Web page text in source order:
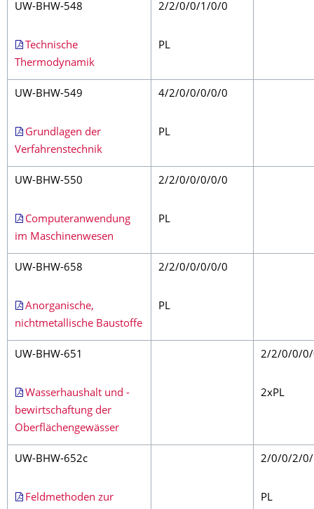
UW-BHW-548
Technische
Thermodynamik
2/2/0/0/1/0/0
PL
UW-BHW-549
Grundlagen der
Verfahrenstechnik
4/2/0/0/0/0/0
PL
UW-BHW-550
Computeranwendung
im Maschinenwesen
2/2/0/0/0/0/0
PL
UW-BHW-658
Anorganische,
nichtmetallische Baustoffe
2/2/0/0/0/0/0
PL
UW-BHW-651
Wasserhaushalt und -
bewirtschaftung der
Oberflächengewässer
2/2/0/0/
2xPL
UW-BHW-652c
Feldmethoden zur
2/0/0/2/
PL